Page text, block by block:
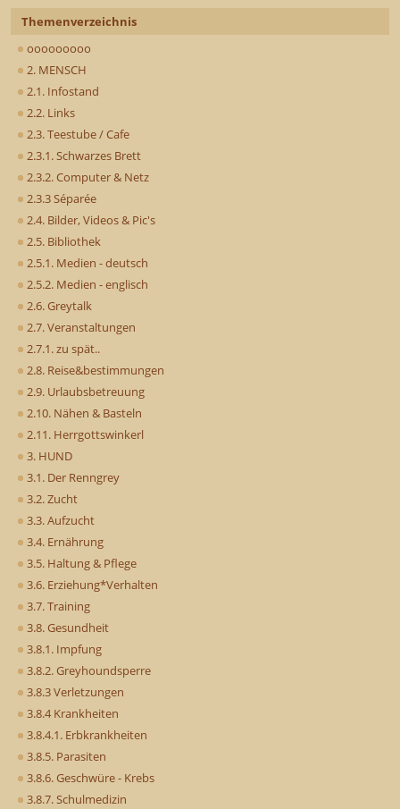
Themenverzeichnis
ooooooooo
2. MENSCH
2.1. Infostand
2.2. Links
2.3. Teestube / Cafe
2.3.1. Schwarzes Brett
2.3.2. Computer & Netz
2.3.3 Séparée
2.4. Bilder, Videos & Pic's
2.5. Bibliothek
2.5.1. Medien - deutsch
2.5.2. Medien - englisch
2.6. Greytalk
2.7. Veranstaltungen
2.7.1. zu spät..
2.8. Reise&bestimmungen
2.9. Urlaubsbetreuung
2.10. Nähen & Basteln
2.11. Herrgottswinkerl
3. HUND
3.1. Der Renngrey
3.2. Zucht
3.3. Aufzucht
3.4. Ernährung
3.5. Haltung & Pflege
3.6. Erziehung*Verhalten
3.7. Training
3.8. Gesundheit
3.8.1. Impfung
3.8.2. Greyhoundsperre
3.8.3 Verletzungen
3.8.4 Krankheiten
3.8.4.1. Erbkrankheiten
3.8.5. Parasiten
3.8.6. Geschwüre - Krebs
3.8.7. Schulmedizin